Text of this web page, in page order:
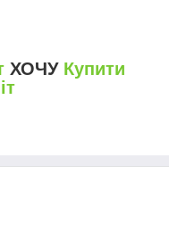
ХОЧУ Купити